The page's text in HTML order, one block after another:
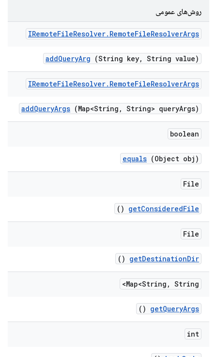
روش‌های عمومی
IRemoteFileResolver. RemoteFileResolverArgs
addQueryArg (String key, String value)
IRemoteFileResolver. RemoteFileResolverArgs
addQueryArgs (Map<String , String> queryArgs)
boolean
equals (Object obj)
File
getConsideredFile
()
File
getDestinationDir
()
Map<String , String>
getQueryArgs
()
int